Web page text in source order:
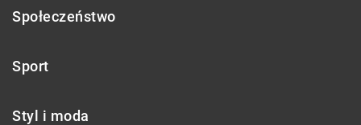
Społeczeństwo
Sport
Styl i moda